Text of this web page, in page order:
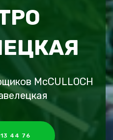
McCULLOCH
44 76